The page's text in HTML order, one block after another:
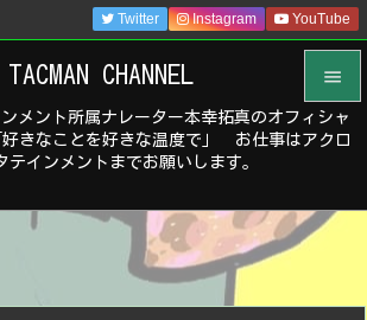
TACMAN CHANNEL
メント所属ナレーター本幸拓真のオフィシャ
きなことを好きな温度で」 お仕事はアクロ
テインメントまでお願いします。


メニュ
サイド

Twitter Instagram YouTube